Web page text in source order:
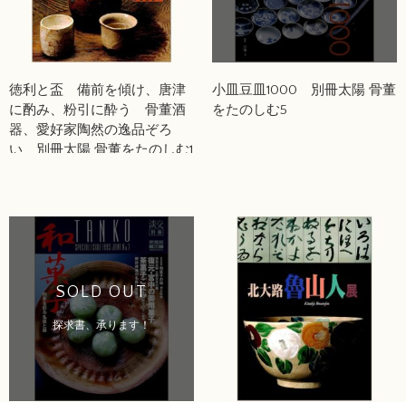
徳利と盃 備前を傾け、唐津
に酌み、粉引に酔う 骨董酒
器、愛好家陶然の逸品ぞろ
い 別冊太陽 骨董をたのしむ1
小皿豆皿1000 別冊太陽 骨董
をたのしむ5
SOLD OUT
探求書、承ります！